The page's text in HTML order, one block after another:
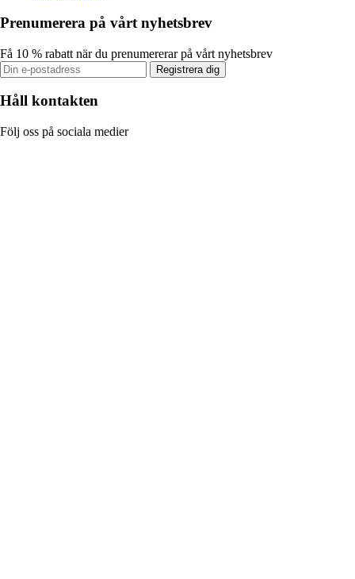
Prenumerera på vårt nyhetsbrev
Få 10 % rabatt när du prenumererar på vårt nyhetsbrev
Registrera dig
Håll kontakten
Följ oss på sociala medier